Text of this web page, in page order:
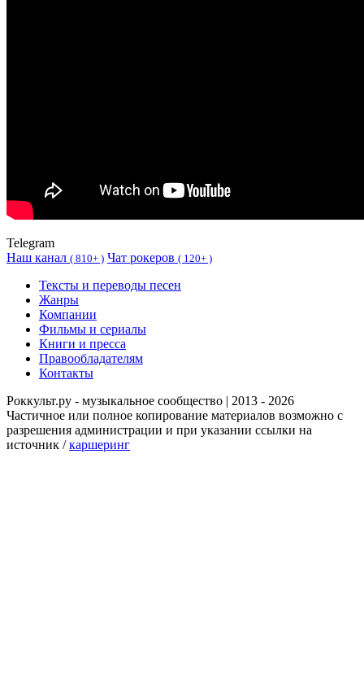
Telegram
Наш канал ( 810+ ) Чат рокеров ( 120+ )
Тексты и переводы песен
Жанры
Компании
Фильмы и сериалы
Книги и пресса
Правообладателям
Контакты
Роккульт.ру - музыкальное сообщество | 2013 - 2026
Частичное или полное копирование материалов возможно с
разрешения администрации и при указании ссылки на
источник /каршеринг